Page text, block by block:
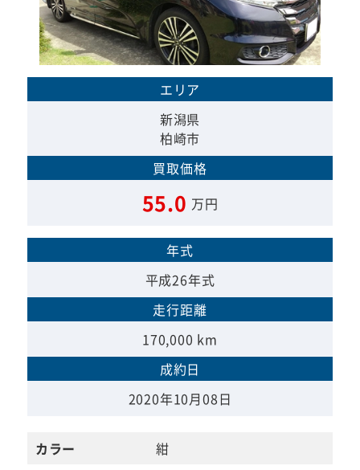
エリア
新潟県
柏崎市
買取価格
55.0 万円
年式
平成26年式
走行距離
170,000 km
成約日
2020年10月08日
カラー
紺